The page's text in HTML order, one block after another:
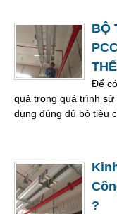
BỘ
Để
quả trong quá trình
dụng đúng đủ bộ tiêu
?